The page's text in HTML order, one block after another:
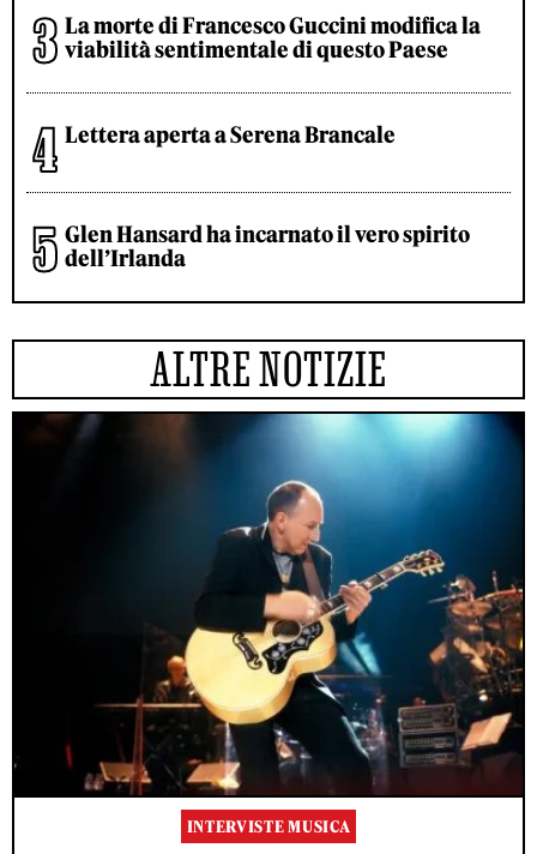
La morte di Francesco Guccini modifica la
viabilità sentimentale di questo Paese
Lettera aperta a Serena Brancale
Glen Hansard ha incarnato il vero spirito
dell’Irlanda
ALTRE NOTIZIE
INTERVISTE MUSICA